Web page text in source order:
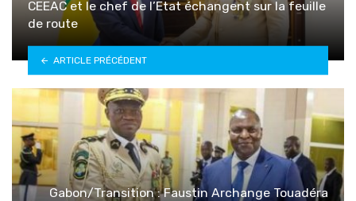
CEEAC et le chef de l’Etat échangent sur la feuille
de route
ARTICLE PRÉCÉDENT
Gabon/Transition : Faustin Archange Touadéra